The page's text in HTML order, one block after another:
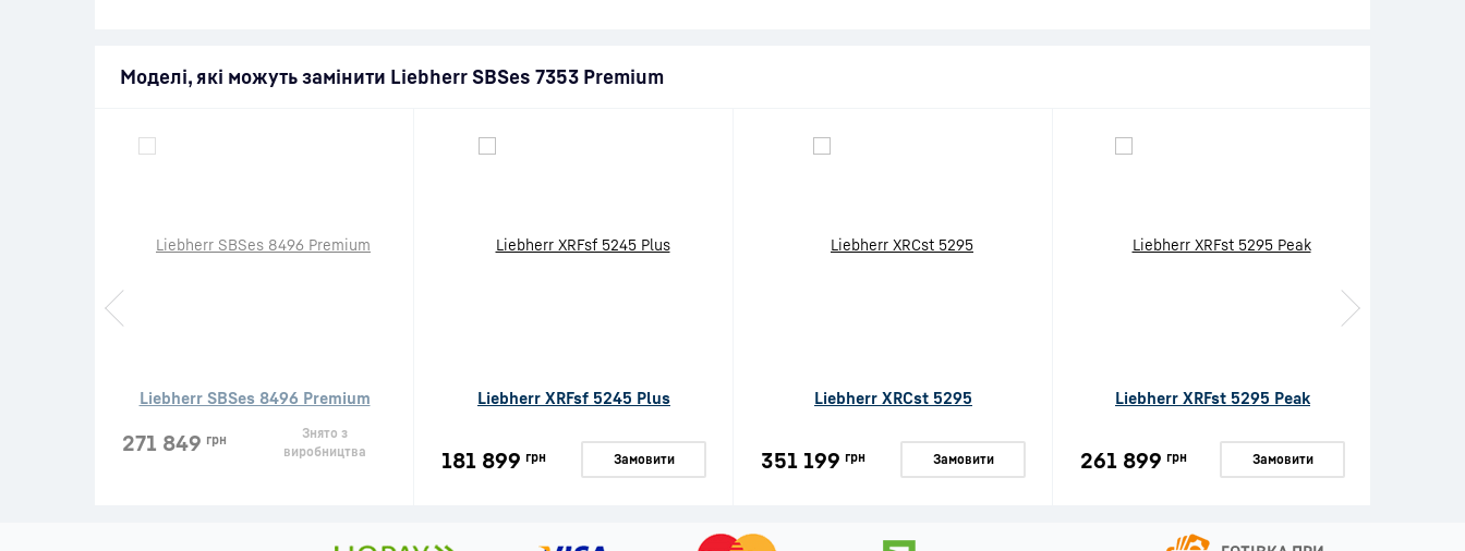
Моделі, які можуть замінити Liebherr SBSes 7353 Premium
Liebherr SBSes 8496 Premium
271 849 грн
Знято з
виробництва
Liebherr XRFsf 5245 Plus
181 899 грн Замовити
Liebherr XRCst 5295
351 199 грн Замовити
Liebherr XRFst 5295 Peak
261 899 грн Замовити